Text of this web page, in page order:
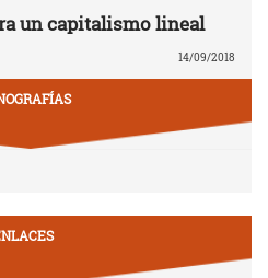
un capitalismo lineal
14/09/2018